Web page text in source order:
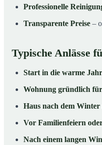
Professionelle
Transparente Preise –
Typische Anlässe
Start in die warme
Wohnung gründlich
Haus nach dem
Vor Familienfeiern
Nach einem langen